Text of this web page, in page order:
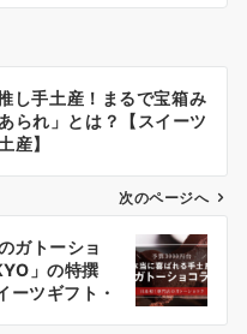
し手土産！まるで宝箱み
られ」とは？【スイーツ
産】
次のページへ
ガトーショ
」の特撰
ーツギフト・